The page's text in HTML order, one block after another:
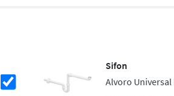
wastafel is gemaakt van
Sifon
Alvoro